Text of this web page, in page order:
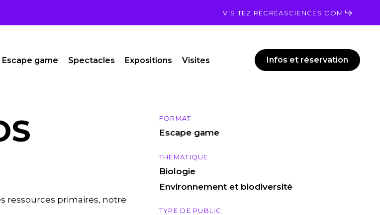
VISITEZ RÉCRÉASCIENCES.COM
Escape game Spectacles Expositions Visites Infos et réservation
ressources primaires, notre
FORMAT
Escape game
THÉMATIQUE
Biologie
Environnement et biodiversité
TYPE DE PUBLIC